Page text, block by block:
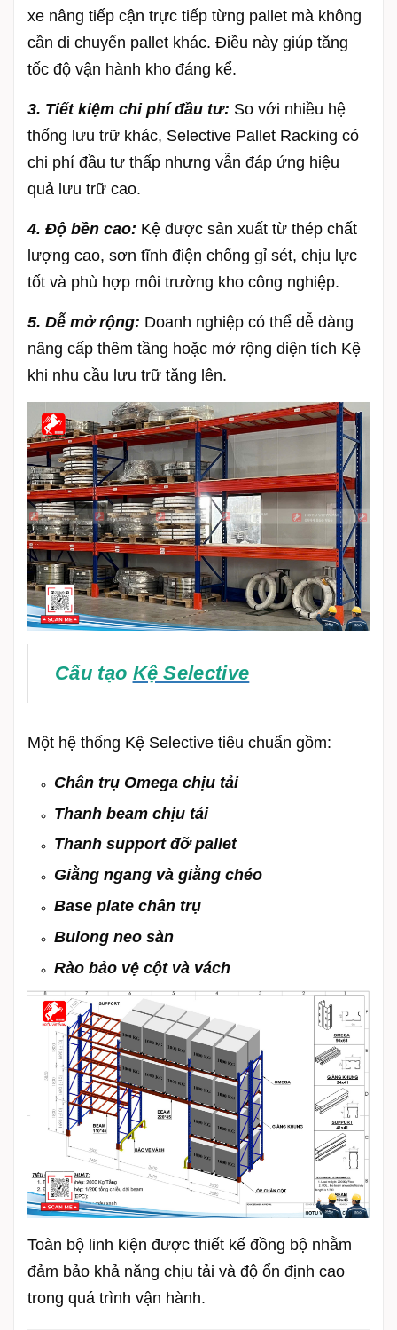
xe nâng tiếp cận trực tiếp từng pallet mà không
cần di chuyển pallet khác. Điều này giúp tăng
tốc độ vận hành kho đáng kể.
3. Tiết kiệm chi phí đầu tư: So với nhiều hệ
thống lưu trữ khác, Selective Pallet Racking có
chi phí đầu tư thấp nhưng vẫn đáp ứng hiệu
quả lưu trữ cao.
4. Độ bền cao: Kệ được sản xuất từ thép chất
lượng cao, sơn tĩnh điện chống gỉ sét, chịu lực
tốt và phù hợp môi trường kho công nghiệp.
5. Dễ mở rộng: Doanh nghiệp có thể dễ dàng
nâng cấp thêm tầng hoặc mở rộng diện tích Kệ
khi nhu cầu lưu trữ tăng lên.
Cấu tạo Kệ Selective
Một hệ thống Kệ Selective tiêu chuẩn gồm:
Chân trụ Omega chịu tải
Thanh beam chịu tải
Thanh support đỡ pallet
Giằng ngang và giằng chéo
Base plate chân trụ
Bulong neo sàn
Rào bảo vệ cột và vách
Toàn bộ linh kiện được thiết kế đồng bộ nhằm
đảm bảo khả năng chịu tải và độ ổn định cao
trong quá trình vận hành.